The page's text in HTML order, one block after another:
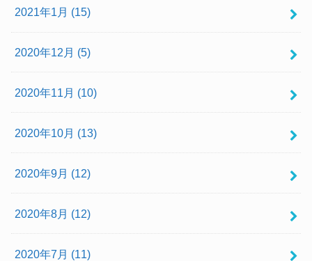
2021年1月 (15)
2020年12月 (5)
2020年11月 (10)
2020年10月 (13)
2020年9月 (12)
2020年8月 (12)
2020年7月 (11)